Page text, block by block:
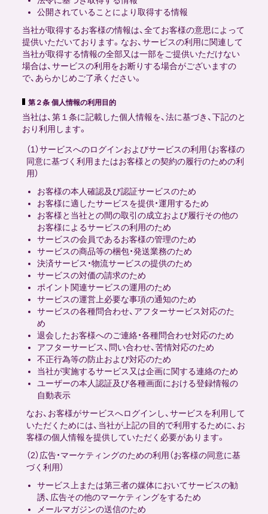
公開されていることにより取得する情報
当社が取得するお客様の情報は、全てお客様の意思によって
提供いただいております。なお、サービスの利用に関連して
当社が取得する情報の全部又は一部をご提供いただけない
場合は、サービスの利用をお断りする場合がございますの
で、あらかじめご了承ください。
第２条 個人情報の利用目的
当社は、第１条に記載した個人情報を、法に基づき、下記のと
おり利用します。
（1）サービスへのログインおよびサービスの利用（お客様の
同意に基づく利用またはお客様との契約の履行のための利
用）
お客様の本人確認及び認証サービスのため
お客様に適したサービスを提供・運用するため
お客様と当社との間の取引の成立および履行その他の
お客様によるサービスの利用のため
サービスの会員であるお客様の管理のため
サービスの商品等の梱包・発送業務のため
決済サービス・物流サービスの提供のため
サービスの対価の請求のため
ポイント関連サービスの運用のため
サービスの運営上必要な事項の通知のため
サービスの各種問合わせ、アフターサービス対応のた
め
退会したお客様へのご連絡・各種問合わせ対応のため
アフターサービス、問い合わせ、苦情対応のため
不正行為等の防止および対応のため
当社が実施するサービス又は企画に関する連絡のため
ユーザーの本人認証及び各種画面における登録情報の
自動表示
なお、お客様がサービスへログインし、サービスを利用して
いただくためには、当社が上記の目的で利用するために、お
客様の個人情報を提供していただく必要があります。
（2）広告・マーケティングのための利用（お客様の同意に基
づく利用）
サービス上または第三者の媒体においてサービスの勧
誘、広告その他のマーケティングをするため
メールマガジンの送信のため